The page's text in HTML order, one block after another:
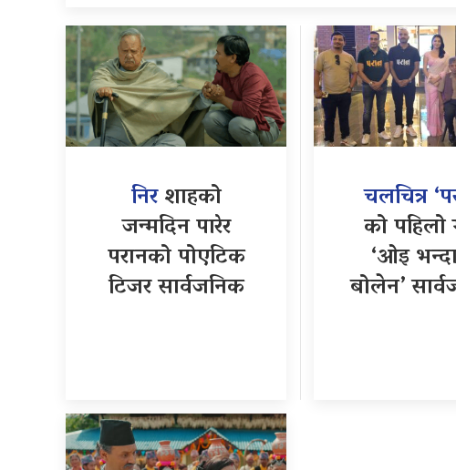
निरशाहको
जन्मदिन पारेर
परानको पोएटिक
टिजर सार्वजनिक
चलचित्र
को पहिलो
‘ओइ
बोलेन’